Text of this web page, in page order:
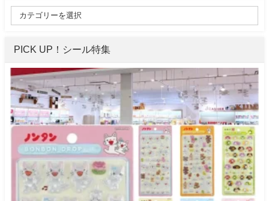
PICK UP！シール特集